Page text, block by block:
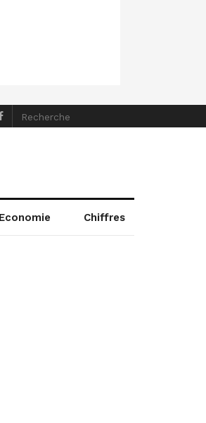
Economie Chiffres